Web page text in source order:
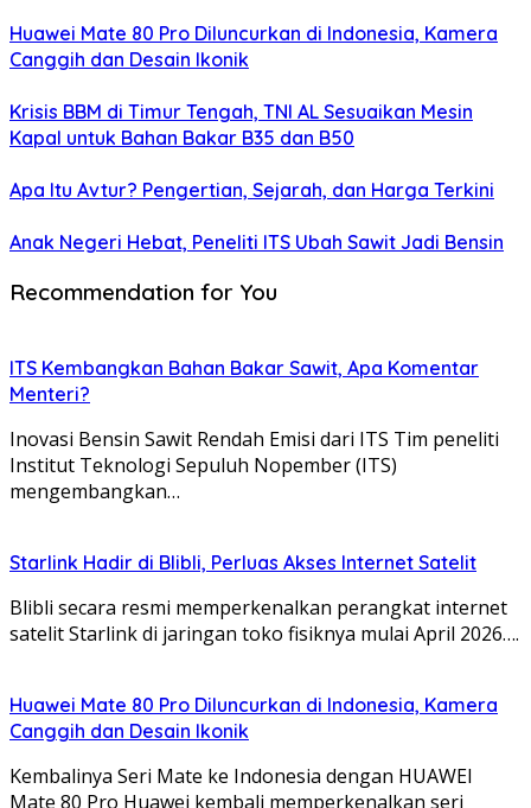
Huawei Mate 80 Pro Diluncurkan di Indonesia, Kamera
Canggih dan Desain Ikonik
Krisis BBM di Timur Tengah, TNI AL Sesuaikan Mesin
Kapal untuk Bahan Bakar B35 dan B50
Apa Itu Avtur? Pengertian, Sejarah, dan Harga Terkini
Anak Negeri Hebat, Peneliti ITS Ubah Sawit Jadi Bensin
Recommendation for You
ITS Kembangkan Bahan Bakar Sawit, Apa Komentar
Menteri?
Inovasi Bensin Sawit Rendah Emisi dari ITS Tim peneliti
Institut Teknologi Sepuluh Nopember (ITS)
mengembangkan…
Starlink Hadir di Blibli, Perluas Akses Internet Satelit
Blibli secara resmi memperkenalkan perangkat internet
satelit Starlink di jaringan toko fisiknya mulai April 2026….
Huawei Mate 80 Pro Diluncurkan di Indonesia, Kamera
Canggih dan Desain Ikonik
Kembalinya Seri Mate ke Indonesia dengan HUAWEI
Mate 80 Pro Huawei kembali memperkenalkan seri